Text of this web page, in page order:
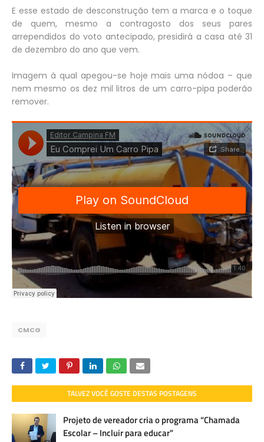
E esse estado de desconstrução tem a marca e o toque
de quem, mesmo a contragosto dos seus pares
arrependidos do voto antecipado, presidirá a casa até 31
de dezembro do ano que vem.
Imagem à qual apegou-se hoje mais uma nódoa – que
nem mesmo os dez mil litros de um carro-pipa poderão
remover.
CMCG
TALVEZ VOCÊ GOSTE DESTAS POSTAGENS
Projeto de vereador cria o programa “Chamada
Escolar – Incluir para educar”